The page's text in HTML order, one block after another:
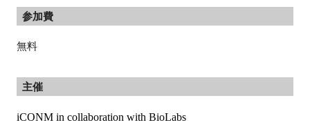
参加費
無料
主催
iCONM in collaboration with BioLabs